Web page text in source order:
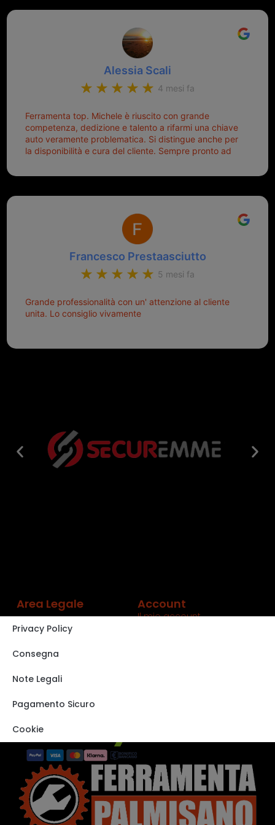
lo consiglio a chiunque debba duplicare una chiave
un punto di riferimento per situazioni di questo tipo
Alessia Scali
4 mesi fa
Ferramenta top. Michele è riuscito con grande
competenza, dedizione e talento a rifarmi una chiave
auto veramente problematica. Si distingue anche per
la disponibilità e cura del cliente. Sempre pronto ad
Francesco Prestaasciutto
5 mesi fa
Grande professionalità con un' attenzione al cliente
unita. Lo consiglio vivamente
Area Legale
Privacy Policy
Consegna
Note Legali
Pagamento Sicuro
Cookie
Account
Il mio account
VISITA IL NOSTRO